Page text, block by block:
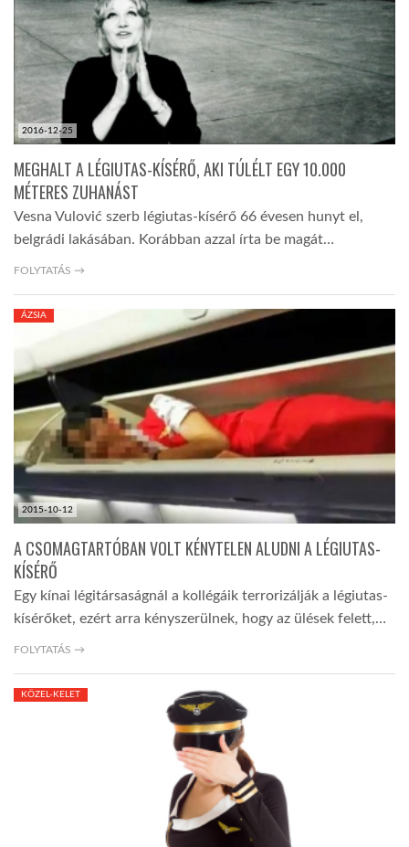
2016-12-25
MEGHALT A LÉGIUTAS-KÍSÉRŐ, AKI TÚLÉLT EGY 10.000
MÉTERES ZUHANÁST
Vesna Vulović szerb légiutas-kísérő 66 évesen hunyt el,
belgrádi lakásában. Korábban azzal írta be magát…
FOLYTATÁS →
2015-10-12
ÁZSIA
A CSOMAGTARTÓBAN VOLT KÉNYTELEN ALUDNI A LÉGIUTAS-
KÍSÉRŐ
Egy kínai légitársaságnál a kollégáik terrorizálják a légiutas-
kísérőket, ezért arra kényszerülnek, hogy az ülések felett,…
FOLYTATÁS →
KÖZEL-KELET